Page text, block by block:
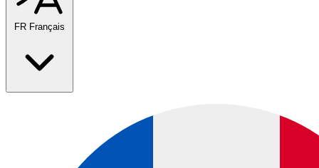
FR Français